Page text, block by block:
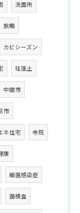
洗面所
旅館
カビシーズン
珪藻土
中間市
市
ネ住宅 寺院
康
細菌感染症
菌検査